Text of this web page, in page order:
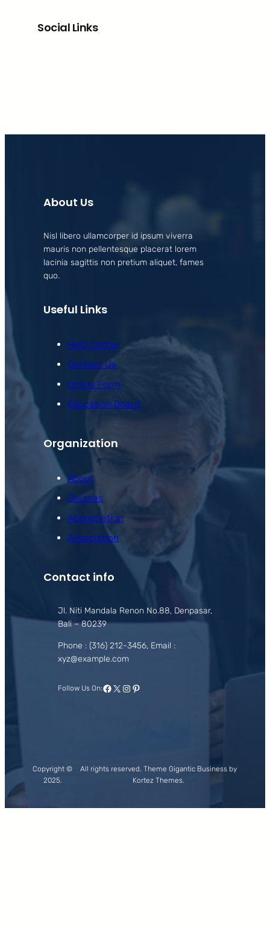
Social Links
About Us
Nisl libero ullamcorper id ipsum viverra
mauris non pellentesque placerat lorem
lacinia sagittis non pretium aliquet, fames
quo.
Useful Links
Help Center
Contact Us
Online Form
Education Board
Organization
About
Courses
Appreciation
Association
Contact info
Jl. Niti Mandala Renon No.88, Denpasar,
Bali – 80239
Phone : (316) 212-3456, Email :
xyz@example.com
Follow Us On:Facebook
X Instagram
Pinterest
Copyright ©
2025.
All rights reserved. Theme Gigantic Business by
Kortez Themes.